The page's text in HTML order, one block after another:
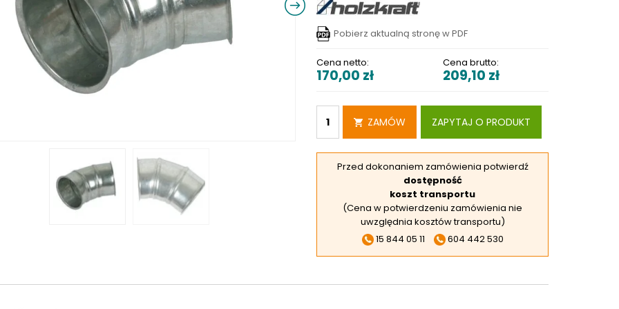
I URZĄDZENIA
WARSZTATOWE UNICRAFT
UNICRAFT
ZABEZPIECZAJĄCE UNICRAFT
UNICRAFT
STOŁY SZLIFIERSKIE
SZLIFIERKI DO ELEKTROD
WYPOSAŻENIE DODATKOWE
Pobierz aktualną stronę w PDF
Cena netto:
170,00 zł
Cena brutto:
209,10 zł
ZAMÓW ZAPYTAJ O PRODUKT
Przed dokonaniem zamówienia potwierdź
dostępność
koszt transportu
(Cena w potwierdzeniu zamówienia nie
uwzględnia kosztów transportu)
15 844 05 11
604 442 530